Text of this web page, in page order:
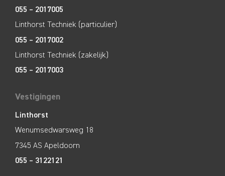
055 – 2017005
Linthorst Techniek (particulier)
055 – 2017002
Linthorst Techniek (zakelijk)
055 – 2017003
Vestigingen
Linthorst
Wenumsedwarsweg 18
7345 AS Apeldoorn
055 – 3122121